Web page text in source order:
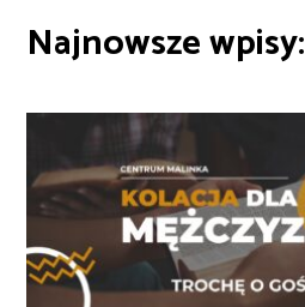
Najnowsze wpisy: